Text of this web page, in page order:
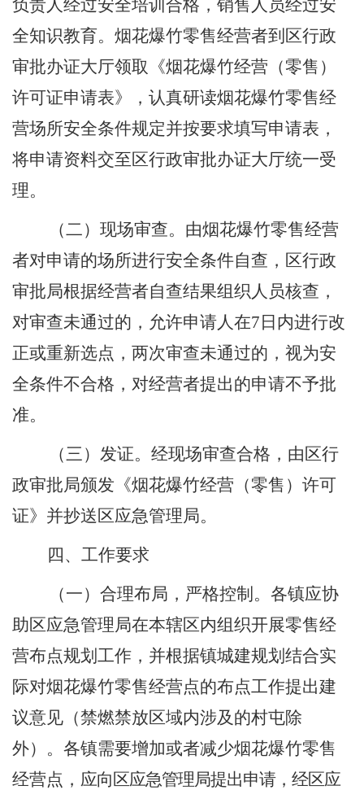
负责人经过安全培训合格，销售人员经过安
全知识教育。烟花爆竹零售经营者到区行政
审批办证大厅领取《烟花爆竹经营（零售）
许可证申请表》，认真研读烟花爆竹零售经
营场所安全条件规定并按要求填写申请表，
将申请资料交至区行政审批办证大厅统一受
理。
（二）现场审查。由烟花爆竹零售经营
者对申请的场所进行安全条件自查，区行政
审批局根据经营者自查结果组织人员核查，
对审查未通过的，允许申请人在7 日内进行改
正或重新选点，两次审查未通过的，视为安
全条件不合格，对经营者提出的申请不予批
准。
（三）发证。经现场审查合格，由区行
政审批局颁发《烟花爆竹经营（零售）许可
证》 并抄送区应急管理局。
四、工作要求
（一）合理布局，严格控制。各镇应协
助区应急管理局在本辖区内组织开展零售经
营布点规划工作，并根据镇城建规划结合实
际对烟花爆竹零售经营点的布点工作提出建
议意见（禁燃禁放区域内涉及的村屯除
外）。各镇需要增加或者减少烟花爆竹零售
经营点， 应向区应急管理局提出申请，经区应